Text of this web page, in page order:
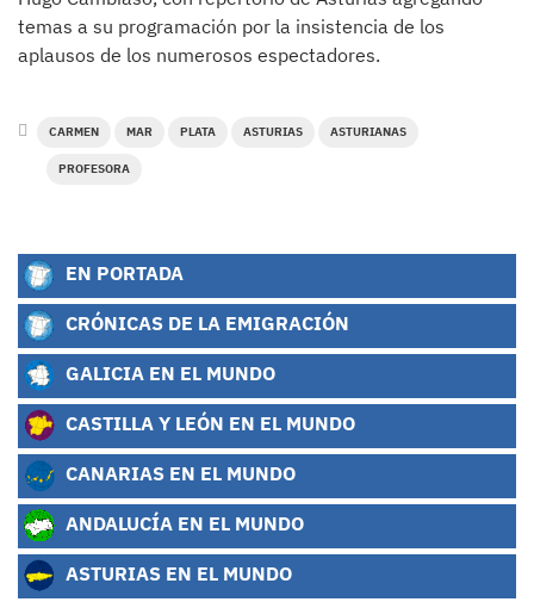
temas a su programación por la insistencia de los
aplausos de los numerosos espectadores.
CARMEN MAR PLATA ASTURIAS ASTURIANAS
PROFESORA
EN PORTADA
CRÓNICAS DE LA EMIGRACIÓN
GALICIA EN EL MUNDO
CASTILLA Y LEÓN EN EL MUNDO
CANARIAS EN EL MUNDO
ANDALUCÍA EN EL MUNDO
ASTURIAS EN EL MUNDO